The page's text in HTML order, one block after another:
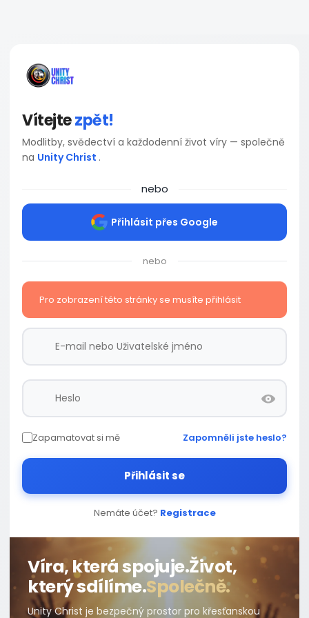
Vítejtezpět!
Modlitby, svědectví a každodenní život víry — společně
na Unity Christ .
nebo
Přihlásit přes Google
nebo
Pro zobrazení této stránky se musíte přihlásit
Zapamatovat si mě Zapomněli jste heslo?
Přihlásit se
Nemáte účet? Registrace
Víra, která spojuje.Život,
který sdílíme.Společně.
Unity Christ je bezpečný prostor pro křesťanskou